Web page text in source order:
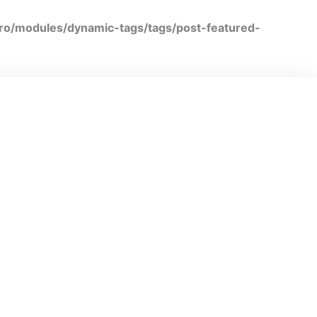
modules/dynamic-tags/tags/post-featured-